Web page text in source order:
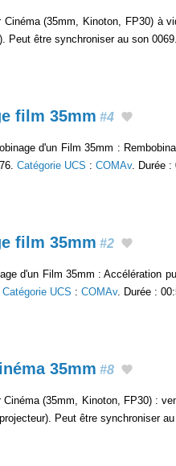
Cinéma (35mm, Kinoton, FP30) à
Peut être synchroniser au son 0069.
film 35mm #4
d'un Film 35mm :
Catégorie UCS : COMAv. Durée :
film 35mm #2
d'un Film 35mm : Accélération
Catégorie UCS : COMAv. Durée :
35mm #8
Cinéma (35mm, Kinoton, FP30) :
Peut être synchroniser au